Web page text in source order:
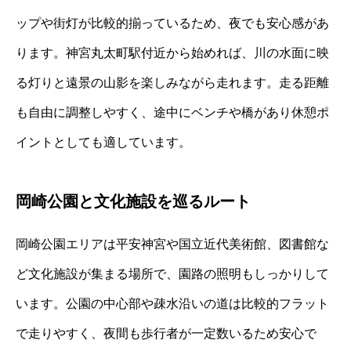
ップや街灯が比較的揃っているため、夜でも安心感があ
ります。神宮丸太町駅付近から始めれば、川の水面に映
る灯りと遠景の山影を楽しみながら走れます。走る距離
も自由に調整しやすく、途中にベンチや橋があり休憩ポ
イントとしても適しています。
岡崎公園と文化施設を巡るルート
岡崎公園エリアは平安神宮や国立近代美術館、図書館な
ど文化施設が集まる場所で、園路の照明もしっかりして
います。公園の中心部や疎水沿いの道は比較的フラット
で走りやすく、夜間も歩行者が一定数いるため安心で